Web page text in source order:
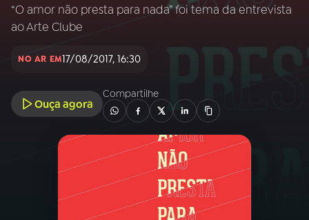
Início AO VIVO
INÍCIO
A RÁDIO
PROGRAMAÇÃO
PROGRAMAS
“O amor não presta para nada” foi tema da entrevista
ao Arte Clube
NO AR EM17/08/2017, 16:30
Ouça agora
Compartilhe